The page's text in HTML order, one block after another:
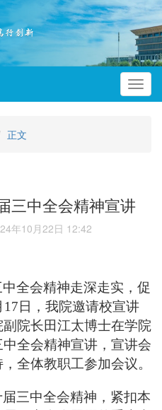
正文
三中全会精神宣讲
年10月22日 12:42
全会精神走深走实，促
17日，我院邀请校宣讲
院长田江太博士在学院
全会精神宣讲，宣讲会
全体教职工参加会议。
三中全会精神，紧扣本